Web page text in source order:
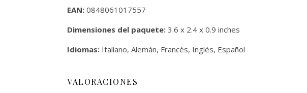
EAN: 0848061017557
Dimensiones del paquete: 3.6 x 2.4 x 0.9 inches
Idiomas: Italiano, Alemán, Francés, Inglés, Español
VALORACIONES